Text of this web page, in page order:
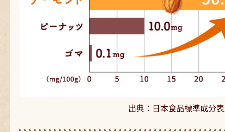
出典：日本食品標準成分